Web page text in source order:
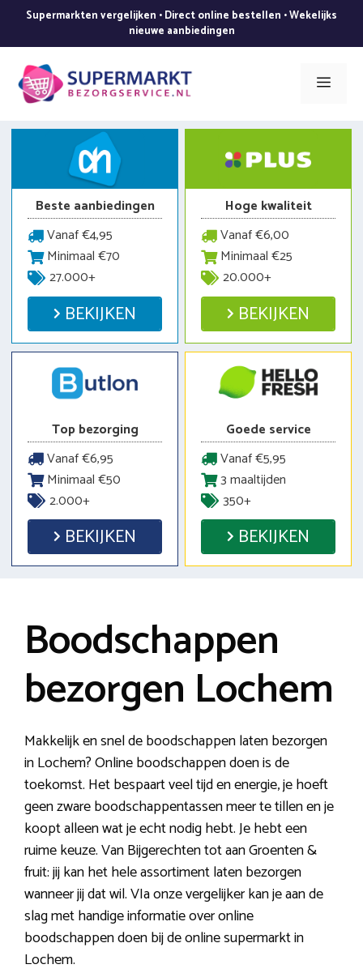
de
inhoud
Supermarkten vergelijken • Direct online bestellen • Wekelijks
nieuwe aanbiedingen
Menu
Beste aanbiedingen
Vanaf €4,95
Minimaal €70
27.000+
BEKIJKEN
Hoge kwaliteit
Vanaf €6,00
Minimaal €25
20.000+
BEKIJKEN
Top bezorging
Vanaf €6,95
Minimaal €50
2.000+
BEKIJKEN
Goede service
Vanaf €5,95
3 maaltijden
350+
BEKIJKEN
Boodschappen
bezorgen Lochem
Makkelijk en snel de boodschappen laten bezorgen
in Lochem? Online boodschappen doen is de
toekomst. Het bespaart veel tijd en energie, je hoeft
geen zware boodschappentassen meer te tillen en je
koopt alleen wat je echt nodig hebt. Je hebt een
ruime keuze. Van Bijgerechten tot aan Groenten &
fruit: jij kan het hele assortiment laten bezorgen
wanneer jij dat wil. VIa onze vergelijker kan je aan de
slag met handige informatie over online
boodschappen doen bij de online supermarkt in
Lochem.